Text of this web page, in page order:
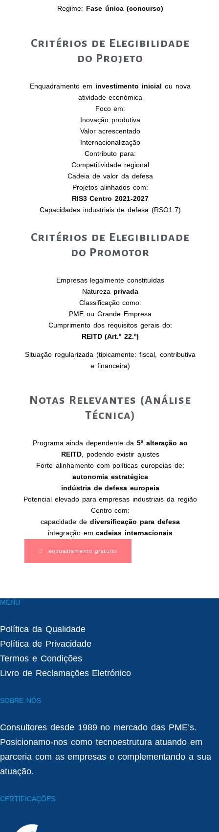
Regime: Fase única (concurso)
Critérios de Elegibilidade
do Projeto
Enquadramento em investimento inicial ou nova
atividade económica
Foco em:
Inovação produtiva
Valor acrescentado
Internacionalização
Contributo para:
Competitividade regional
Cadeia de valor da defesa
Projetos alinhados com:
RIS3 Centro 2021-2027
Capacidades industriais de defesa (RSO1.7)
Critérios de Elegibilidade
do Promotor
Empresas legalmente constituídas
Natureza privada
Classificação como:
PME ou Grande Empresa
Cumprimento dos requisitos gerais do:
REITD (Art.º 22.º)
Situação regularizada (tipicamente: fiscal, contributiva
e financeira)
Notas Relevantes (Análise
Técnica)
Programa ainda dependente da 5ª alteração ao
REITD, podendo existir ajustes
Forte alinhamento com políticas europeias de:
autonomia estratégica
indústria de defesa europeia
Potencial elevado para empresas industriais da região
Centro com:
capacidade de diversificação para defesa
integração emcadeias internacionais
enquadramento gratuito
MENU
Política da Qualidade
Política de Privacidade
Termos e Condições
Livro de Reclamações Eletrónico
SOBRE NÓS
Consultores desde 1989 no mercado das PME’s.
Posicionamo-nos como tecnoestrutura atuando em
parceria com as empresas e complementando a sua
atuação.
CERTIFICAÇÕES